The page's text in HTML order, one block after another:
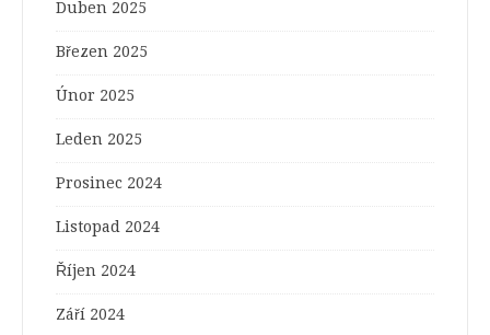
Duben 2025
Březen 2025
Únor 2025
Leden 2025
Prosinec 2024
Listopad 2024
Říjen 2024
Září 2024